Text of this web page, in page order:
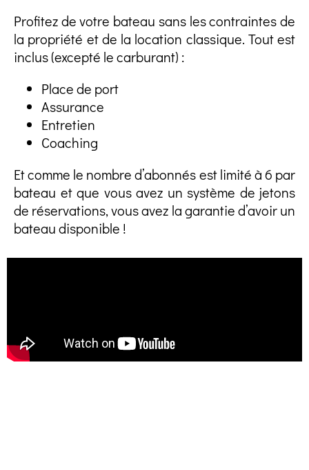
Profitez de votre bateau sans les contraintes de
la propriété et de la location classique. Tout est
inclus (excepté le carburant) :
Place de port
Assurance
Entretien
Coaching
Et comme le nombre d’abonnés est limité à 6 par
bateau et que vous avez un système de jetons
de réservations, vous avez la garantie d’avoir un
bateau disponible !